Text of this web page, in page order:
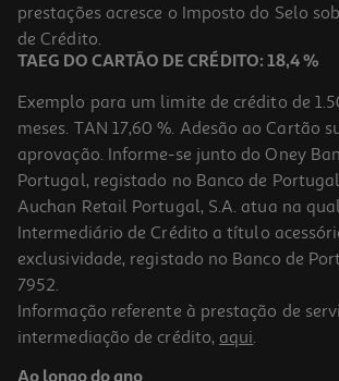
84,99 €
Máquina De Café Nespresso De'longhi Inissia
1260w
prestações acresce o Imposto do Selo
de Crédito.
TAEG DO CARTÃO DE CRÉDITO: 18,4 %
Exemplo para um limite de crédito de
meses. TAN 17,60 %. Adesão ao Cartão
aprovação. Informe-se junto do Oney
Portugal, registado no Banco de
Auchan Retail Portugal, S.A. atua na
Intermediário de Crédito a título
exclusividade, registado no Banco de
7952.
Informação referente à prestação de
intermediação de crédito, aqui.